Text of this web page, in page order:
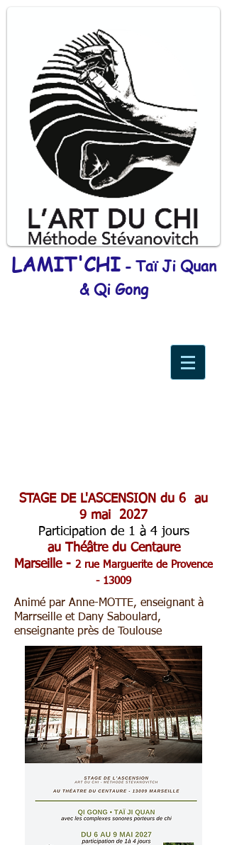
LAMIT'CHI- Taï Ji Quan
& Qi Gong
STAGE DE L'ASCENSION du 6 au
9 mai 2027
Participation de 1 à 4 jours
au Théâtre du Centaure
Marseille - 2 rue Marguerite de Provence
- 13009
Animé par Anne-MOTTE, enseignant à
Marrseille et Dany Saboulard,
enseignante près de Toulouse